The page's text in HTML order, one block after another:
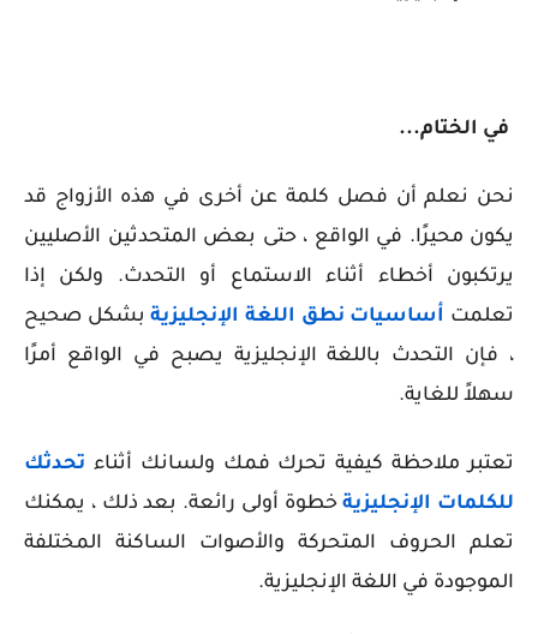
في الختام...
نحن نعلم أن فصل كلمة عن أخرى في هذه الأزواج قد
يكون محيرًا. في الواقع ، حتى بعض المتحدثين الأصليين
يرتكبون أخطاء أثناء الاستماع أو التحدث. ولكن إذا
تعلمت أساسيات نطق اللغة الإنجليزيةبشكل صحيح
، فإن التحدث باللغة الإنجليزية يصبح في الواقع أمرًا
سهلاً للغاية.
تعتبر ملاحظة كيفية تحرك فمك ولسانك أثناء تحدثك
للكلمات الإنجليزيةخطوة أولى رائعة. بعد ذلك ، يمكنك
تعلم الحروف المتحركة والأصوات الساكنة المختلفة
الموجودة في اللغة الإنجليزية.